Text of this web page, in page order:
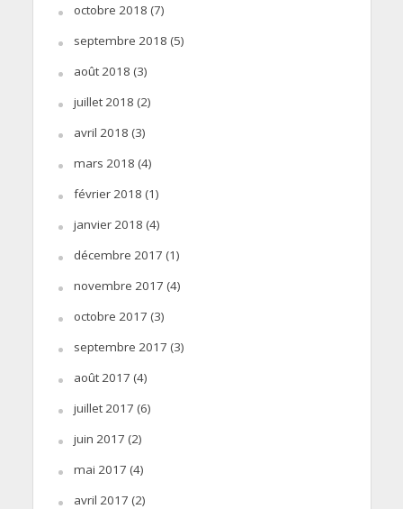
octobre 2018 (7)
septembre 2018 (5)
août 2018 (3)
juillet 2018 (2)
avril 2018 (3)
mars 2018 (4)
février 2018 (1)
janvier 2018 (4)
décembre 2017 (1)
novembre 2017 (4)
octobre 2017 (3)
septembre 2017 (3)
août 2017 (4)
juillet 2017 (6)
juin 2017 (2)
mai 2017 (4)
avril 2017 (2)